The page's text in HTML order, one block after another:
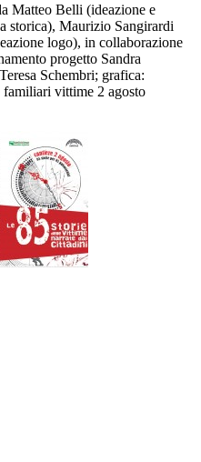
Matteo Belli (ideazione e
storica), Maurizio Sangirardi
logo), in collaborazione
progetto Sandra
Schembri; grafica:
vittime 2 agosto